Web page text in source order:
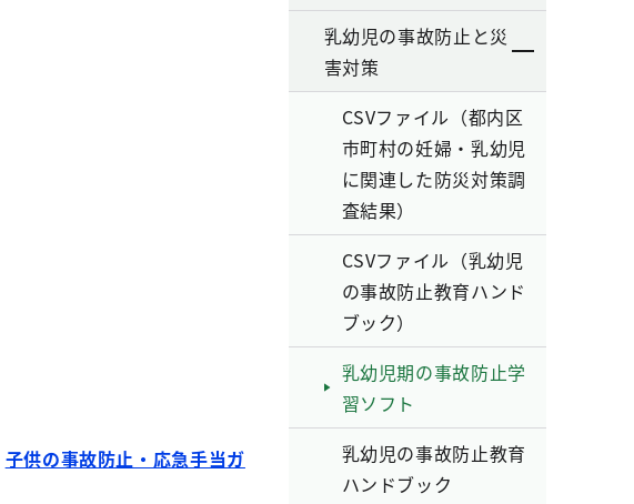
子供の事故防止・応急手当ガ
乳幼児の事故防止と災
害対策
CSVファイル（都内区
市町村の妊婦・乳幼児
に関連した防災対策調
査結果）
CSVファイル（乳幼児
の事故防止教育ハンド
ブック）
乳幼児期の事故防止学
習ソフト
乳幼児の事故防止教育
ハンドブック